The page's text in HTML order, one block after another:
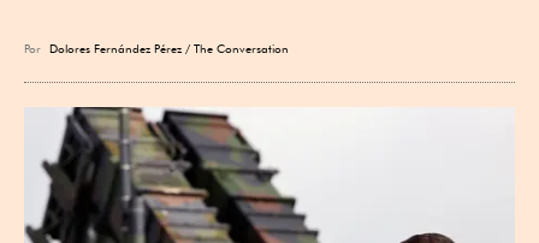
Por Dolores Fernández Pérez / The Conversation